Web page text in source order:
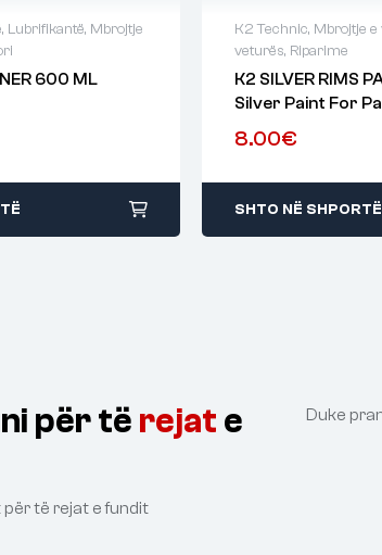
, Lubrifikantë, Mbrojtje
600 ML
K2 Technic, Mbrojtje e
veturës, Riparime
K2 SILVER RIMS
Silver Paint For
8.00€
SHTO NË SHPORTË
për të rejat e
të rejat e fundit
Duke